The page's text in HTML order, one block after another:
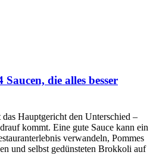
Saucen, die alles besser
Hauptgericht den Unterschied –
kommt. Eine gute Sauce kann ein
verwandeln, Pommes
und selbst gedünsteten Brokkoli auf